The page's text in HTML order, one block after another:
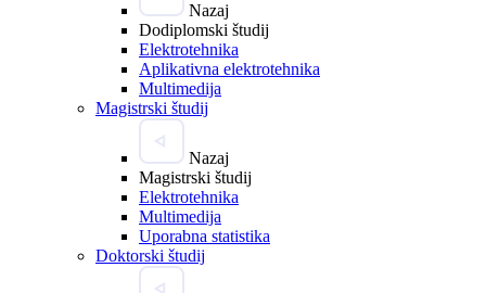
Nazaj
Dodiplomski študij
Elektrotehnika
Aplikativna elektrotehnika
Multimedija
Magistrski študij
Nazaj
Magistrski študij
Elektrotehnika
Multimedija
Uporabna statistika
Doktorski študij